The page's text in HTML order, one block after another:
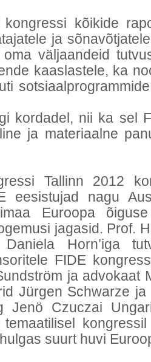
kõikide
ja
väljaandeid
kaaslastele, ka
kordadel, nii ka sel
ja materiaalne
Tallinn 2012
eesistujad nagu
Euroopa
jagasid. Prof.
Horn’iga
FIDE
ja advokaat
Jürgen Schwarze
Jenö Czuczai
suurt huvi